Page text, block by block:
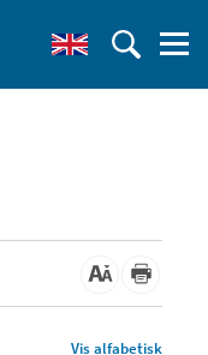
Vis alfabetisk